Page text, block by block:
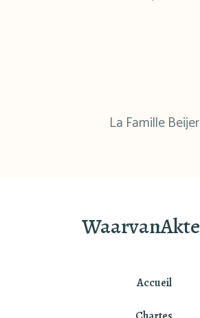
La Famille Beijer
WaarvanAkte
Accueil